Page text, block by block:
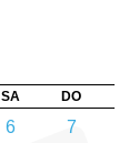
SA DO
6
7